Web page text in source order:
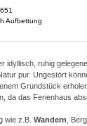
Aufbettung
idyllisch, ruhig
pur. Ungestört
Grundstück
da das Ferienhaus
wie z.B. Wandern ,